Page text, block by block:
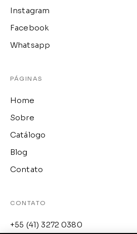
Instagram
Facebook
Whatsapp
PÁGINAS
Home
Sobre
Catálogo
Blog
Contato
CONTATO
+55 (41) 3272 0380